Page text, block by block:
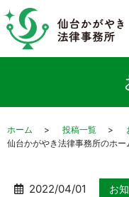
ホーム 投稿一覧
仙台かがやき法律事務所のホー
2022/04/01 お